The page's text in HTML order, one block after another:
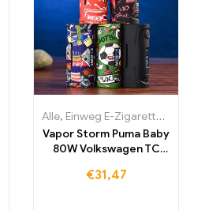
Einweg-E-Zigaretten Litauen,Einweg-
Alle, Einweg E-Zigaretten
Vapor Storm Puma Baby
80W Volkswagen TC
Power E-Zigaretten
€31,47